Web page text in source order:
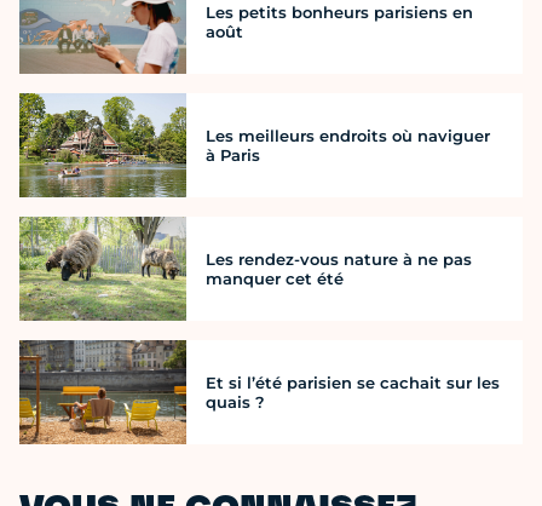
Les petits bonheurs parisiens en
août
Les meilleurs endroits où naviguer
à Paris
Les rendez-vous nature à ne pas
manquer cet été
Et si l’été parisien se cachait sur les
quais ?